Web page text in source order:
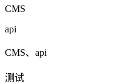
CMS
api
CMS、api
测试